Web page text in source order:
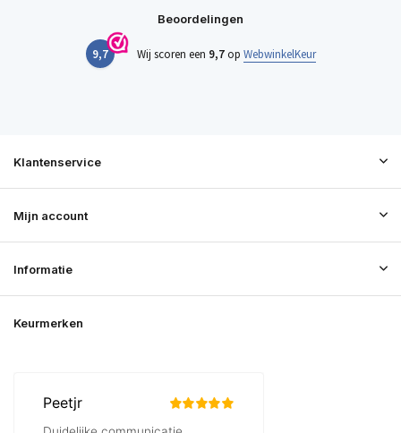
Beoordelingen
9,7 Wij scoren een 9,7op WebwinkelKeur
Klantenservice
Mijn account
Informatie
Keurmerken